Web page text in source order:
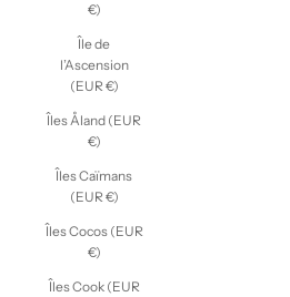
€)
Île de
l’Ascension
(EUR €)
Îles Åland (EUR
€)
Îles Caïmans
(EUR €)
Îles Cocos (EUR
€)
Îles Cook (EUR